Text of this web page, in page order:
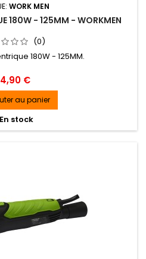
WORK MEN
180W - 125MM - WORKMEN
(0)
180W - 125MM.
€
au panier
En stock